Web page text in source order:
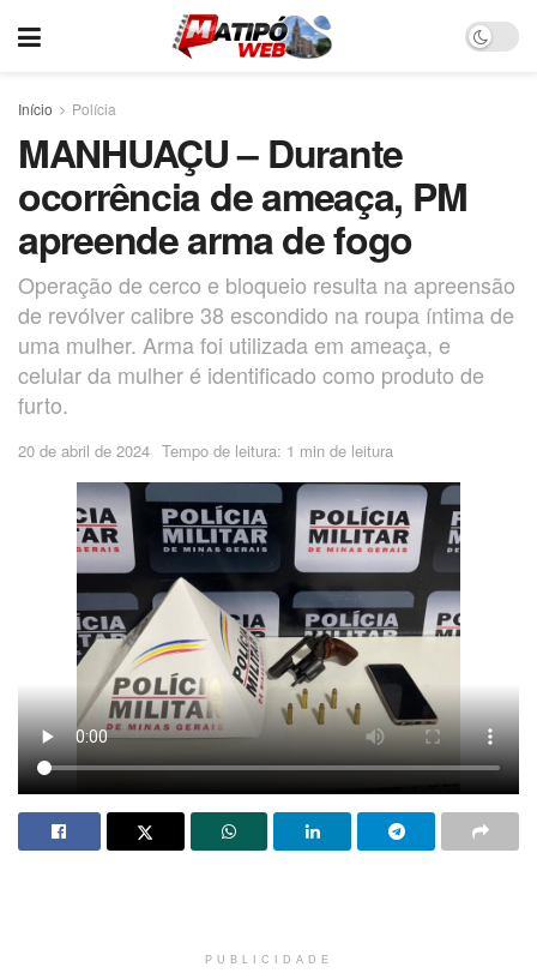
Início Polícia
MANHUAÇU – Durante
ocorrência de ameaça, PM
apreende arma de fogo
Operação de cerco e bloqueio resulta na apreensão
de revólver calibre 38 escondido na roupa íntima de
uma mulher. Arma foi utilizada em ameaça, e
celular da mulher é identificado como produto de
furto.
20 de abril de 2024 Tempo de leitura: 1 min de leitura
PUBLICIDADE